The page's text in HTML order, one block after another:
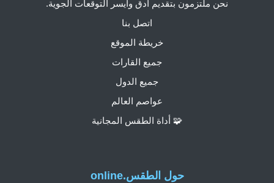
حول الطقس.online
نحن ملتزمون بتقديم أدق وأيسر التوقعات الجوية.
اتصل بنا
خريطة الموقع
جميع القارات
جميع الدول
عواصم العالم
🧩 أداة الطقس المجانية